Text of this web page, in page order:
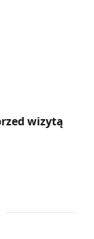
wizytą